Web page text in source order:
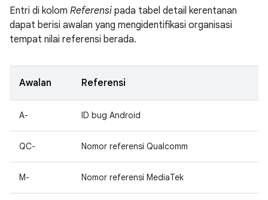
Entri di kolom Referensi pada tabel detail kerentanan
dapat berisi awalan yang mengidentifikasi organisasi
tempat nilai referensi berada.
Awalan Referensi
A- ID bug Android
QC- Nomor referensi Qualcomm
M- Nomor referensi MediaTek